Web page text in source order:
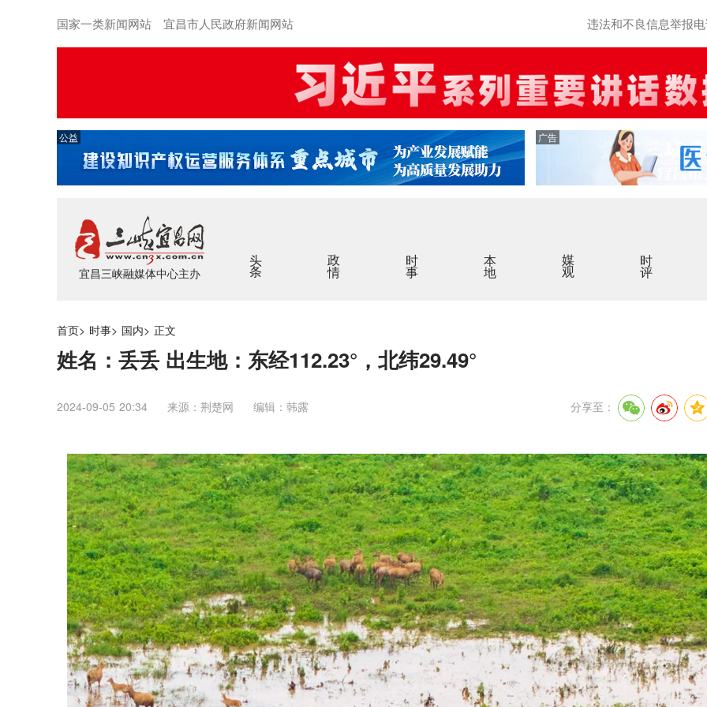
国家一类新闻网站 宜昌市人民政府新闻网站 违法和不良信息举报
公益 广告
宜昌三峡融媒体中心主办
头条 政情 时事 本地 媒观 时评
首页> 时事> 国内> 正文
姓名：丢丢 出生地：东经112.23°，北纬29.49°
2024-09-05 20:34 来源：荆楚网 编辑：韩露 分享至：